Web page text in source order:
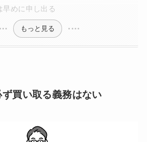
早めに申し出る
もっと見る
買い取る義務はない